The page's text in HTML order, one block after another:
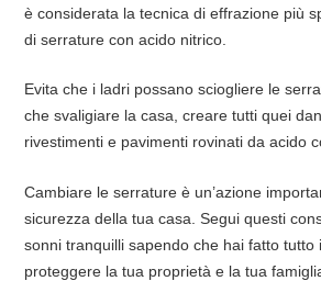
è considerata la tecnica di effrazione più
di serrature con acido nitrico.
Evita che i ladri possano sciogliere le
che svaligiare la casa, creare tutti quei
rivestimenti e pavimenti rovinati da acido
Cambiare le serrature è un’azione
sicurezza della tua casa. Segui questi
sonni tranquilli sapendo che hai fatto tutto
proteggere la tua proprietà e la tua